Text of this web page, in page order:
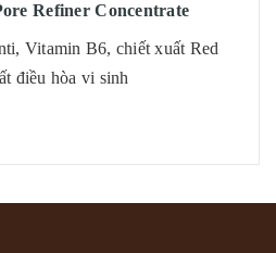
Refiner Concentrate
Vitamin B6, chiết xuất Red
điều hòa vi sinh